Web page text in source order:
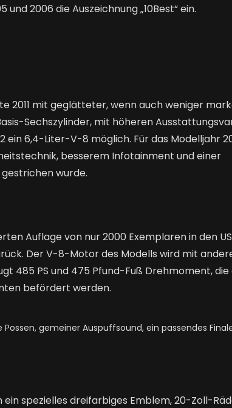
2006 die Auszeichnung „10Best“ ein.
2011 mit geglätteter, wenn auch weniger
Sechszylinder, mit höheren
6,4-Liter-V-8 möglich. Für das Modelljahr
besserem Infotainment und einer
wurde.
Auflage von nur 2000 Exemplaren in den
Der V-8-Motor des Modells wird mit
485 PS und 475 Pfund-Fuß Drehmoment, die
befördert werden.
Possen, gemeiner Auspuffsound, ein passendes
spezielles dreifarbiges Emblem, 20-Zoll-